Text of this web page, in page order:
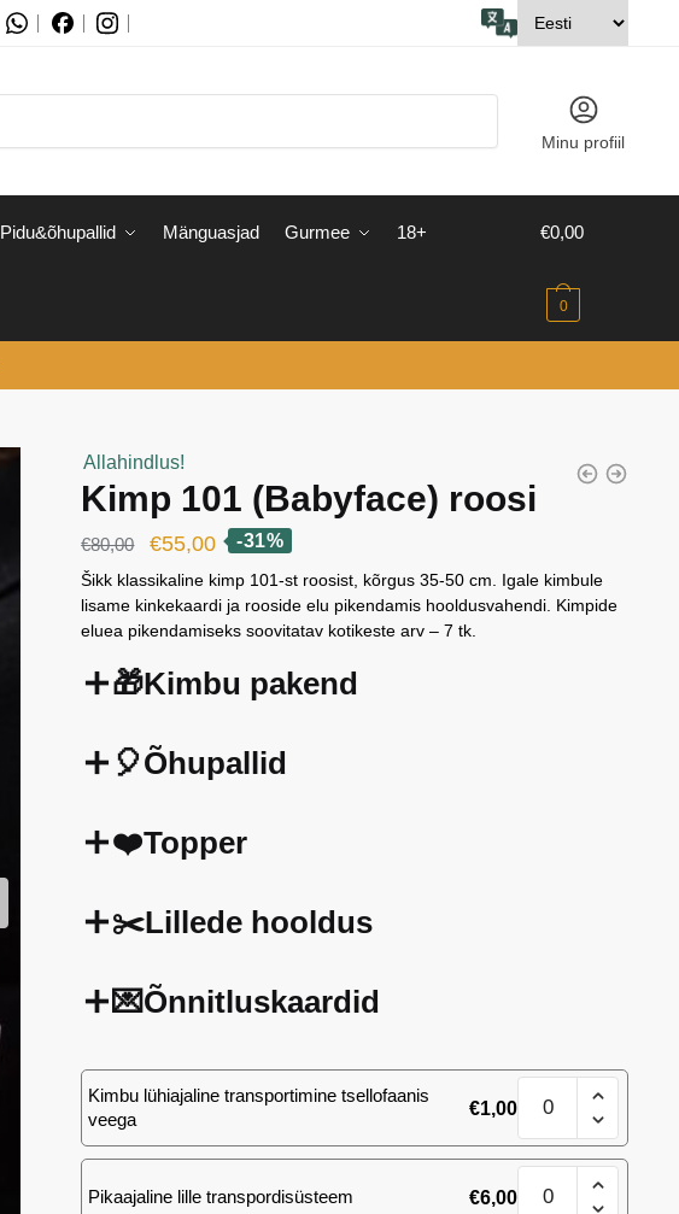
Minu profiil
Pidu&õhupallid Mänguasjad Gurmee 18+ €0,00
0
Allahindlus!
Kimp 101 (Babyface) roosi
€80,00
Algne
hind
oli:
€55,00Current
price
is:
-31%
Šikk klassikaline kimp 101-st roosist, kõrgus 35-50 cm. Igale kimbule
lisame kinkekaardi ja rooside elu pikendamis hooldusvahendi. Kimpide
eluea pikendamiseks soovitatav kotikeste arv – 7 tk.
🎁Kimbu pakend
🎈Õhupallid
❤️Topper
✂️Lillede hooldus
💌Õnnitluskaardid
Kimbu lühiajaline transportimine tsellofaanis
veega
€1,00 101
(Babyface)
roosi
kogus
Pikaajaline lille transpordisüsteem €6,00 101